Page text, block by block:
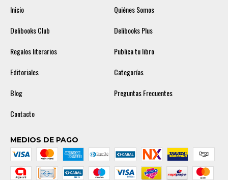
Inicio
Quiénes Somos
Delibooks Club
Delibooks Plus
Regalos literarios
Publica tu libro
Editoriales
Categorías
Blog
Preguntas Frecuentes
Contacto
MEDIOS DE PAGO